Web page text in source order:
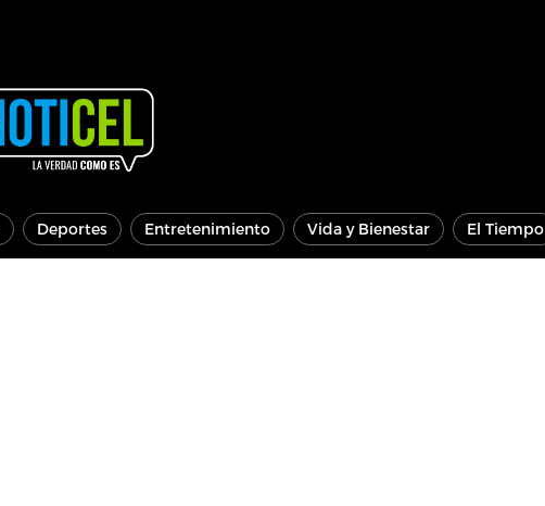
Deportes Entretenimiento Vida y Bienestar El Tiempo